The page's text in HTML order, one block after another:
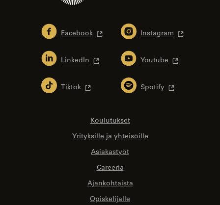
Facebook Instagram
LinkedIn Youtube
Tiktok Spotify
Koulutukset
Yrityksille ja yhteisöille
Asiakastyöt
Careeria
Ajankohtaista
Opiskelijalle